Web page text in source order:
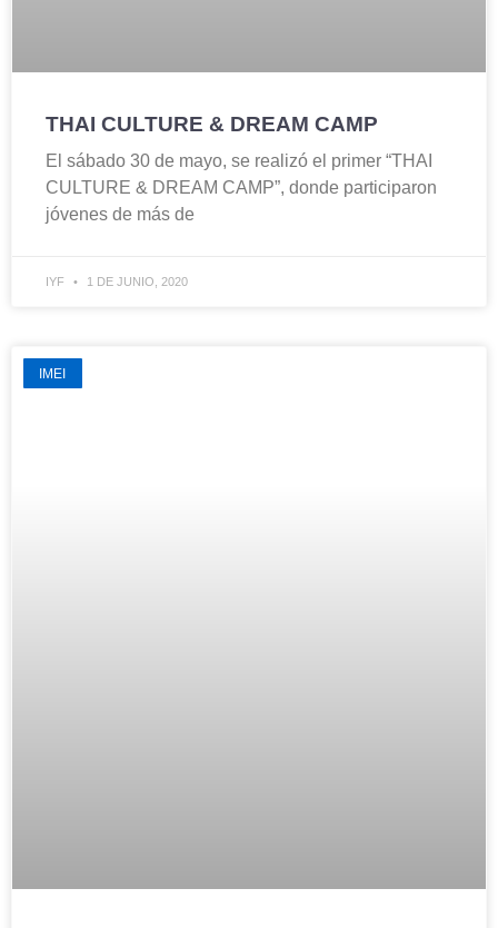
THAI CULTURE & DREAM CAMP
El sábado 30 de mayo, se realizó el primer “THAI
CULTURE & DREAM CAMP”, donde participaron
jóvenes de más de
IYF 1 DE JUNIO, 2020
IMEI